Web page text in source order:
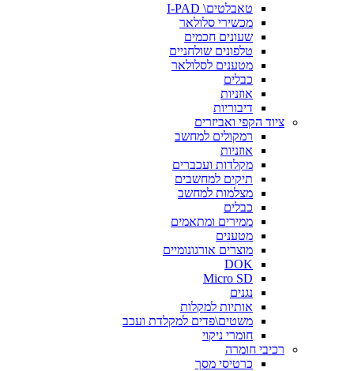
טאבלטים\ I-PAD
מכשירי סלולאר
שעונים חכמים
טלפונים שולחניים
מטענים לסלולאר
כבלים
אוזניות
דיבוריות
ציוד הקפי ואביזרים
רמקולים למחשב
אוזניות
מקלדות ועכברים
תיקים למחשבים
מצלמות למחשב
כבלים
ממירים ומתאמים
מטענים
מוצרים אורגונומיים
DOK
Micro SD
נגנים
אותיות למקלות
משטים\פדים למקלדת ועכב
חומרי ניקוי
רכיבי חומרה
כרטיסי מסך